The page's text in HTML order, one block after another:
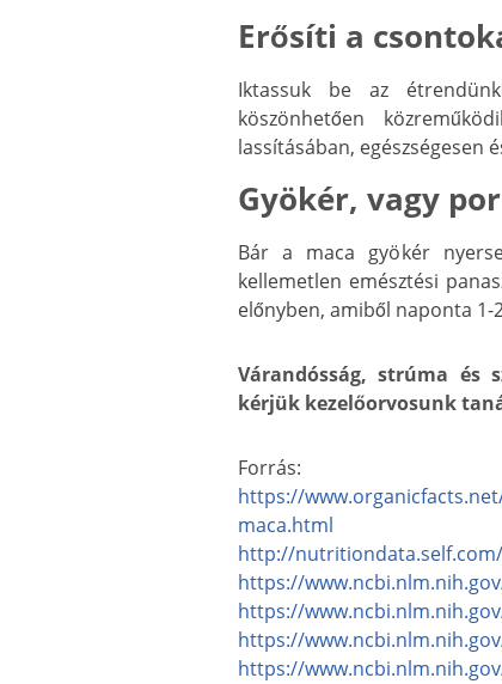
Erősíti a
Iktassuk be az
köszönhetően
lassításában, egészségesen
Gyökér, vagy
Bár a maca gyökér
kellemetlen emésztési
előnyben, amiből naponta 1-
Várandósság, strúma és
kérjük kezelőorvosunk
Forrás:
https://
maca.html
http://
https://
https://
https://
https://